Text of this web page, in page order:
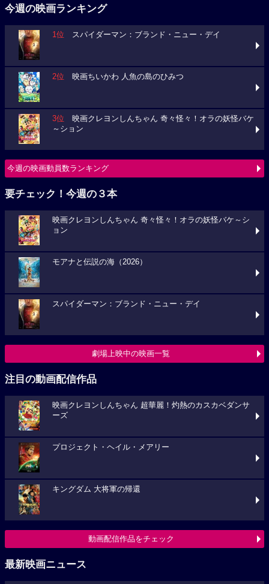
今週の映画ランキング
1位 スパイダーマン：ブランド・ニュー・デイ
2位 映画ちいかわ 人魚の島のひみつ
3位 映画クレヨンしんちゃん 奇々怪々！オラの妖怪バケ
～ション
今週の映画動員数ランキング
要チェック！今週の３本
映画クレヨンしんちゃん 奇々怪々！オラの妖怪バケ～シ
ョン
モアナと伝説の海（2026）
スパイダーマン：ブランド・ニュー・デイ
劇場上映中の映画一覧
注目の動画配信作品
映画クレヨンしんちゃん 超華麗！灼熱のカスカベダンサ
ーズ
プロジェクト・ヘイル・メアリー
キングダム 大将軍の帰還
動画配信作品をチェック
最新映画ニュース